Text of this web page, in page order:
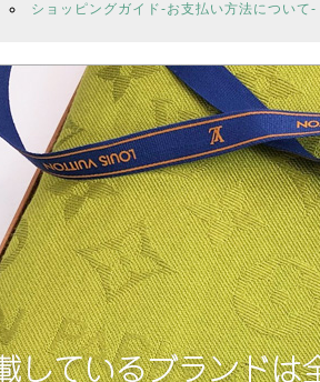
ショッピングガイド-お支払い方法について-